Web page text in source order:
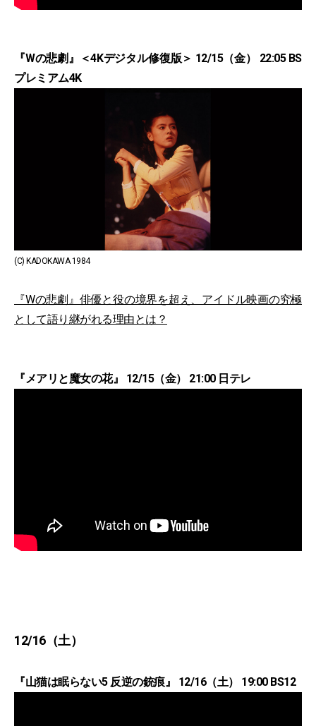
『Wの悲劇』＜4Kデジタル修復版＞ 12/15（金） 22:05 BS
プレミアム4K
(C) KADOKAWA 1984
『Wの悲劇』俳優と役の境界を超え、アイドル映画の究極
として語り継がれる理由とは？
『メアリと魔女の花』 12/15（金） 21:00 日テレ
12/16（土）
『山猫は眠らない5 反逆の銃痕』 12/16（土） 19:00 BS12